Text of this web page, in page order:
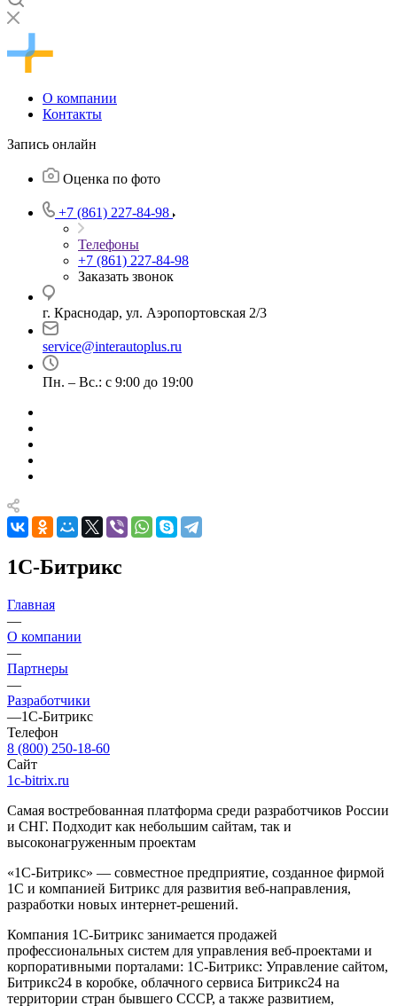
О компании
Контакты
Запись онлайн
Оценка по фото
+7 (861) 227-84-98
Телефоны
+7 (861) 227-84-98
Заказать звонок
г. Краснодар, ул. Аэропортовская 2/3
service@interautoplus.ru
Пн. – Вс.: с 9:00 до 19:00
1C-Битрикс
Главная
—
О компании
—
Партнеры
—
Разработчики
—1C-Битрикс
Телефон
8 (800) 250-18-60
Сайт
1c-bitrix.ru
Cамая востребованная платформа среди разработчиков России
и СНГ. Подходит как небольшим сайтам, так и
высоконагруженным проектам
«1С-Битрикс» — совместное предприятие, созданное фирмой
1С и компанией Битрикс для развития веб-направления,
разработки новых интернет-решений.
Компания 1С-Битрикс занимается продажей
профессиональных систем для управления веб-проектами и
корпоративными порталами: 1С-Битрикс: Управление сайтом,
Битрикс24 в коробке, облачного сервиса Битрикс24 на
территории стран бывшего СССР, а также развитием,